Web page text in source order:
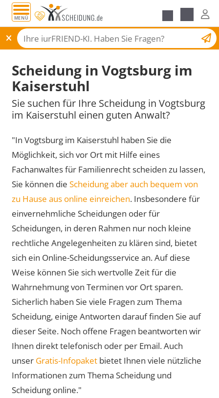
MENÜ
Scheidungsantrag
Scheidung in Vogtsburg im
Kaiserstuhl
Sie suchen für Ihre Scheidung in Vogtsburg
im Kaiserstuhl einen guten Anwalt?
"In Vogtsburg im Kaiserstuhl haben Sie die
Möglichkeit, sich vor Ort mit Hilfe eines
Fachanwaltes für Familienrecht scheiden zu lassen,
Sie können die Scheidung aber auch bequem von
zu Hause aus online einreichen. Insbesondere für
einvernehmliche Scheidungen oder für
Scheidungen, in deren Rahmen nur noch kleine
rechtliche Angelegenheiten zu klären sind, bietet
sich ein Online-Scheidungsservice an. Auf diese
Weise können Sie sich wertvolle Zeit für die
Wahrnehmung von Terminen vor Ort sparen.
Sicherlich haben Sie viele Fragen zum Thema
Scheidung, einige Antworten darauf finden Sie auf
dieser Seite. Noch offene Fragen beantworten wir
Ihnen direkt telefonisch oder per Email. Auch
unser Gratis-Infopaket bietet Ihnen viele nützliche
Informationen zum Thema Scheidung und
Scheidung online."